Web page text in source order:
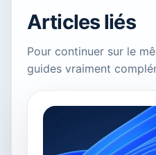
Articles liés
Pour continuer sur le
guides vraiment